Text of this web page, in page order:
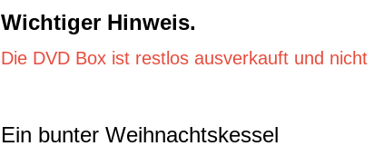
Wichtiger Hinweis.
Die DVD Box ist restlos ausverkauft und
Ein bunter Weihnachtskessel